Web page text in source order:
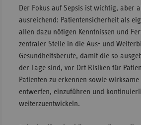
Der Fokus auf Sepsis ist wichtig, aber
ausreichend: Patientensicherheit als
allen dazu nötigen Kenntnissen und
zentraler Stelle in die Aus- und
Gesundheitsberufe, damit die so
der Lage sind, vor Ort Risiken für
Patienten zu erkennen sowie
entwerfen, einzuführen und
weiterzuentwickeln.